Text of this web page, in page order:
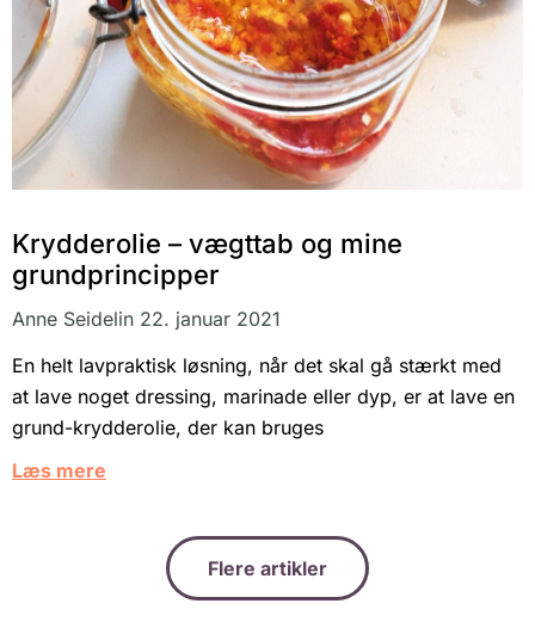
Krydderolie – vægttab og mine
grundprincipper
Anne Seidelin 22. januar 2021
En helt lavpraktisk løsning, når det skal gå stærkt med
at lave noget dressing, marinade eller dyp, er at lave en
grund-krydderolie, der kan bruges
Læs mere
Flere artikler